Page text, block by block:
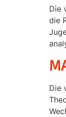
Die
die
Die